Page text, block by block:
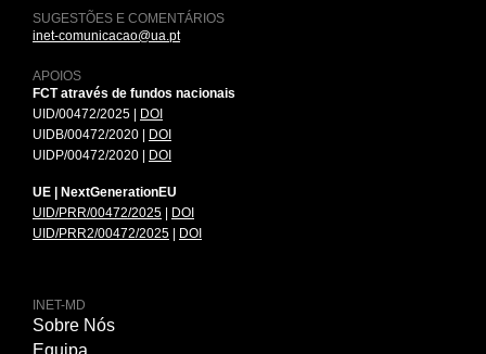
SUGESTÕES E COMENTÁRIOS
inet-comunicacao@ua.pt
APOIOS
FCT através de fundos nacionais
UID/00472/2025 |
DOI
UIDB/00472/2020 |
DOI
UIDP/00472/2020 |
DOI
UE | NextGenerationEU
UID/PRR/00472/2025
DOI
UID/PRR2/00472/2025
DOI
INET-MD
Sobre Nós
Equipa